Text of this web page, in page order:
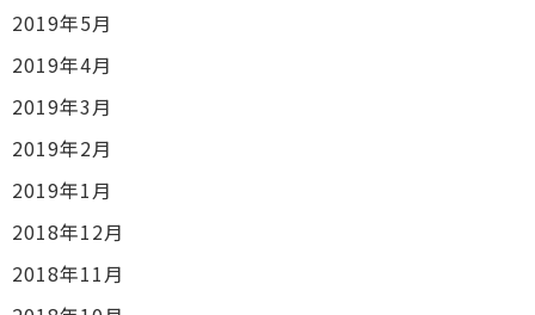
2019年5月
2019年4月
2019年3月
2019年2月
2019年1月
2018年12月
2018年11月